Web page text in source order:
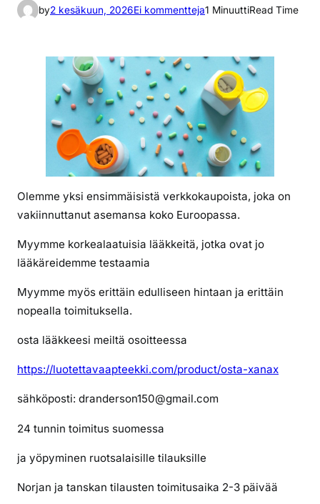
by2 kesäkuun, 2026Ei kommenttejaa
i
k
k
e
l
o
s
a
n
a
o
e
1 MinuuttiRead Time
Olemme yksi ensimmäisistä verkkokaupoista, joka on
vakiinnuttanut asemansa koko Euroopassa.
Myymme korkealaatuisia lääkkeitä, jotka ovat jo
lääkäreidemme testaamia
Myymme myös erittäin edulliseen hintaan ja erittäin
nopealla toimituksella.
osta lääkkeesi meiltä osoitteessa
https://luotettavaapteekki.com/product/osta-xanax
sähköposti: dranderson150@gmail.com
24 tunnin toimitus suomessa
ja yöpyminen ruotsalaisille tilauksille
Norjan ja tanskan tilausten toimitusaika 2-3 päivää